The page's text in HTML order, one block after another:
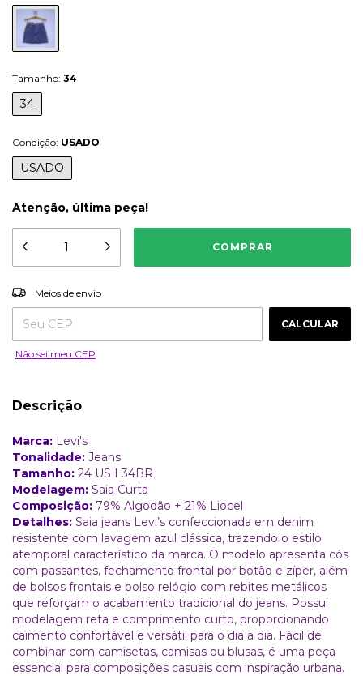
Tamanho: 34
34
Condição: USADO
USADO
Atenção, última peça!
Entregas para o CEP:
Meios de envio
CALCULAR
Não sei meu CEP
Descrição
Marca: Levi's
Tonalidade: Jeans
Tamanho: 24 US I 34BR
Modelagem: Saia Curta
Composição: 79% Algodão + 21% Liocel
Detalhes: Saia jeans Levi’s confeccionada em denim
resistente com lavagem azul clássica, trazendo o estilo
atemporal característico da marca. O modelo apresenta cós
com passantes, fechamento frontal por botão e zíper, além
de bolsos frontais e bolso relógio com rebites metálicos
que reforçam o acabamento tradicional do jeans. Possui
modelagem reta e comprimento curto, proporcionando
caimento confortável e versátil para o dia a dia. Fácil de
combinar com camisetas, camisas ou blusas, é uma peça
essencial para composições casuais com inspiração urbana.